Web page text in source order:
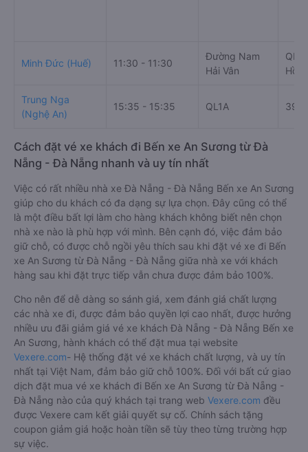
Minh Đức (Huế) 11:30 - 11:30
Đường Nam
Hải Vân
Hồ
Trung Nga
(Nghệ An)
15:35 - 15:35 QL1A 395
Cách đặt vé xe khách đi Bến xe An Sương từ Đà
Nẵng - Đà Nẵng nhanh và uy tín nhất
Việc có rất nhiều nhà xe Đà Nẵng - Đà Nẵng Bến xe An Sương
giúp cho du khách có đa dạng sự lựa chọn. Đây cũng có thể
là một điều bất lợi làm cho hàng khách không biết nên chọn
nhà xe nào là phù hợp với mình. Bên cạnh đó, việc đảm bảo
giữ chỗ, có được chỗ ngồi yêu thích sau khi đặt vé xe đi Bến
xe An Sương từ Đà Nẵng - Đà Nẵng giữa nhà xe với khách
hàng sau khi đặt trực tiếp vẫn chưa được đảm bảo 100%.
Cho nên để dễ dàng so sánh giá, xem đánh giá chất lượng
các nhà xe đi, được đảm bảo quyền lợi cao nhất, được hưởng
nhiều ưu đãi giảm giá vé xe khách Đà Nẵng - Đà Nẵng Bến xe
An Sương, hành khách có thể đặt mua tại website
Vexere.com- Hệ thống đặt vé xe khách chất lượng, và uy tín
nhất tại Việt Nam, đảm bảo giữ chỗ 100%. Đối với bất cứ giao
dịch đặt mua vé xe khách đi Bến xe An Sương từ Đà Nẵng -
Đà Nẵng nào của quý khách tại trang web Vexere.com đều
được Vexere cam kết giải quyết sự cố. Chính sách tặng
coupon giảm giá hoặc hoàn tiền sẽ tùy theo từng trường hợp
sự việc.